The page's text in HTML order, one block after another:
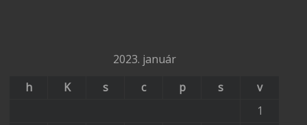
2023. január
h
K s c p s
v
1